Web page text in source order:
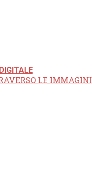
LE IMMAGINI